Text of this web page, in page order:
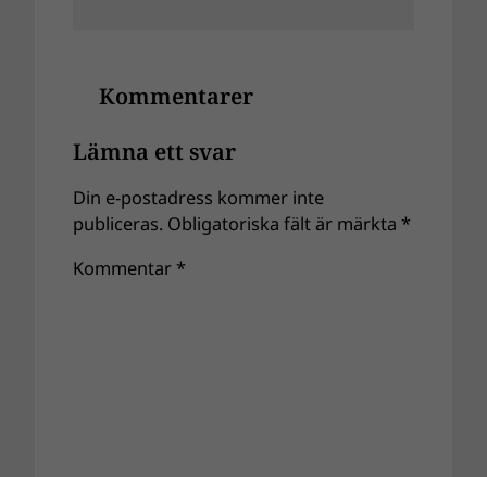
Kommentarer
Lämna ett svar
Din e-postadress kommer inte
publiceras. Obligatoriska fält är märkta *
Kommentar *